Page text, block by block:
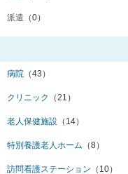
派遣 （0）
病院 （43）
クリニック （21）
老人保健施設 （14）
特別養護老人ホーム （8）
訪問看護ステーション （10）